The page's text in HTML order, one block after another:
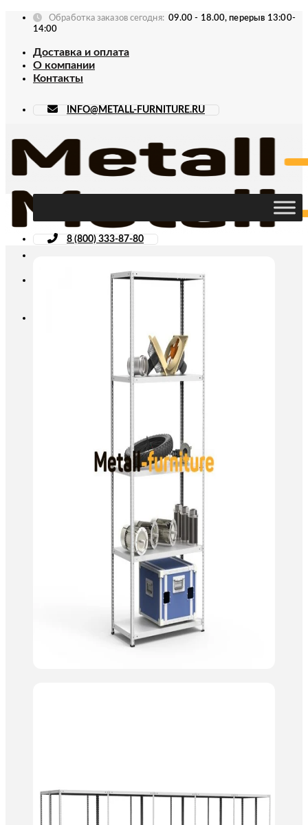
Skip
Обработка заказов сегодня: 09.00 - 18.00, перерыв 13:00-
14:00
Доставка и оплата
О компании
Контакты
INFO@METALL-FURNITURE.RU
8 (800) 333-87-80